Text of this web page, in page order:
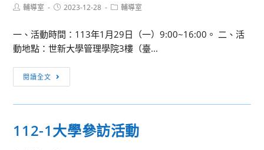
一
班」
課
興
同
CSI
罪
現
場
察
營
Post輔導室
Post2023-12-28
Post輔導室
一、活動時間：113年1月29日（一）9:00~16:00。 二、活
動地點：世新大學管理學院3樓（臺...
閱讀全文
新
大
「解
112-1大學參訪活動